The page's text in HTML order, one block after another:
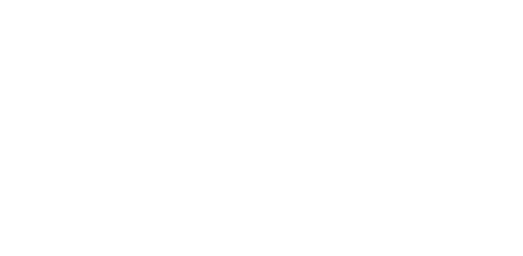
die Aufgaben einer Personalausweisbehörde